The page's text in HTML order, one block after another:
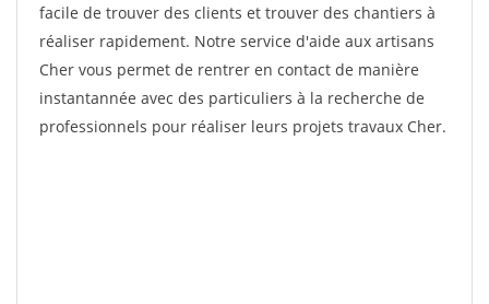
facile de trouver des clients et trouver des chantiers à
réaliser rapidement. Notre service d'aide aux artisans
Cher vous permet de rentrer en contact de manière
instantannée avec des particuliers à la recherche de
professionnels pour réaliser leurs projets travaux Cher.